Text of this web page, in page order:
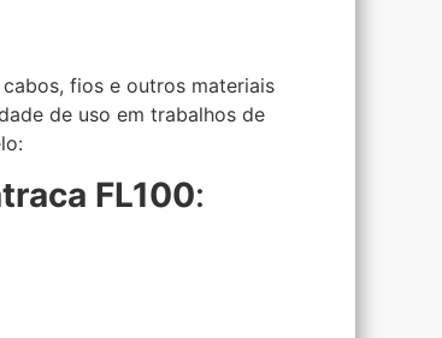
fios e outros materiais
de uso em trabalhos de
FL100: